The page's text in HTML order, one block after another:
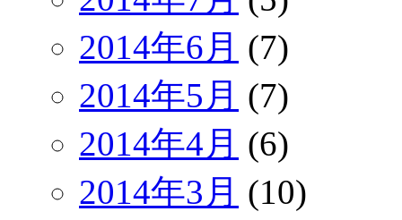
2014年6月 (7)
2014年5月 (7)
2014年4月 (6)
2014年3月 (10)